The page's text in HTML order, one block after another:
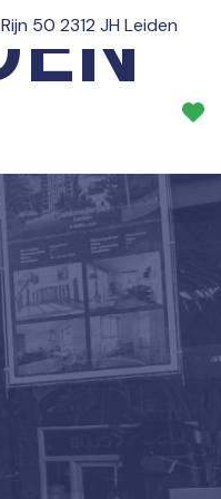
50 2312 JH Leiden